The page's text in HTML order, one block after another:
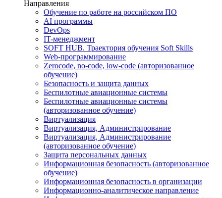
Направления
Обучение по работе на российском ПО
AI программы
DevOps
IT-менеджмент
SOFT HUB. Траектория обучения Soft Skills
Web-программирование
Zerocode, no-code, low-code (авторизованное
обучение)
Безопасность и защита данных
Беспилотные авиационные системы
Беспилотные авиационные системы
(авторизованное обучение)
Виртуализация
Виртуализация, Администрирование
Виртуализация, Администрирование
(авторизованное обучение)
Защита персональных данных
Информационная безопасность (авторизованное
обучение)
Информационная безопасность в организации
Информационно-аналитическое направление